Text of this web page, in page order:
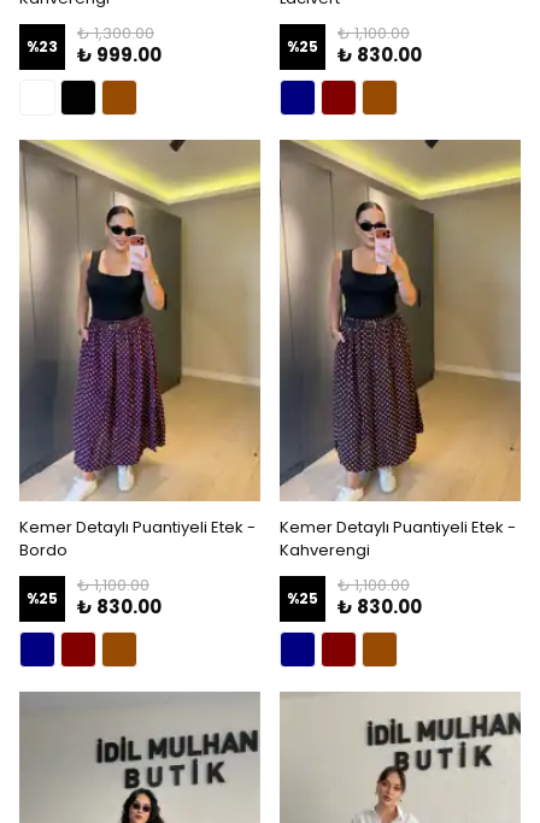
%23
₺ 1,300.00
₺ 999.00 %25
₺ 1,100.00
₺ 830.00
Kemer Detaylı Puantiyeli Etek -
Bordo
%25
₺ 1,100.00
₺ 830.00
Kemer Detaylı Puantiyeli Etek -
Kahverengi
%25
₺ 1,100.00
₺ 830.00